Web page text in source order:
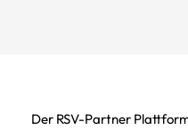
Der RSV-Partner